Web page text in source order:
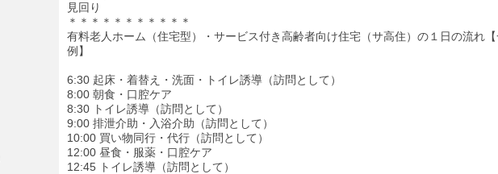
見回り
＊＊＊＊＊＊＊＊＊＊＊
有料老人ホーム（住宅型）・サービス付き高齢者向け住宅（サ高住）の１日の流れ
例】
6:30 起床・着替え・洗面・トイレ誘導（訪問として）
8:00 朝食・口腔ケア
8:30 トイレ誘導（訪問として）
9:00 排泄介助・入浴介助（訪問として）
10:00 買い物同行・代行（訪問として）
12:00 昼食・服薬・口腔ケア
12:45 トイレ誘導（訪問として）